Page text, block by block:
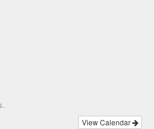
View Calendar